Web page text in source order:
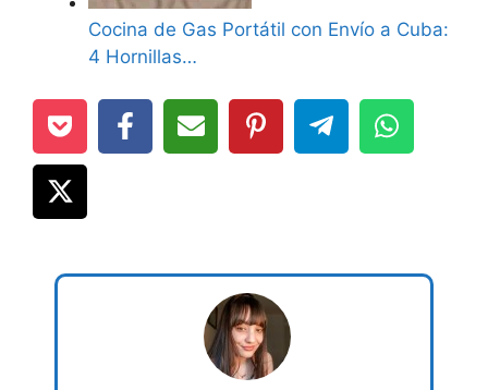
Cocina de Gas Portátil con Envío a Cuba:
4 Hornillas…